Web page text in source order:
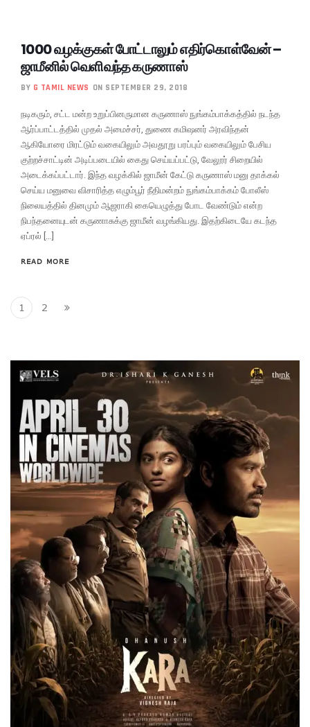
1000 வழக்குகள் போட்டாலும் எதிர்கொள்வேன் –
ஜாமீனில் வெளிவந்த கருணாஸ்
BY G TAMIL NEWS ON SEPTEMBER 29, 2018
நடிகரும், சட்ட மன்ற உறுப்பினருமான கருணாஸ் நுங்கம்பாக்கத்தில் நடந்த
ஆர்ப்பாட்டத்தில் முதல் அமைச்சர், துணை கமி‌ஷனர் அரவிந்தன்
ஆகியோரை மிரட்டும் வகையிலும் அவதூறு பரப்பும் வகையிலும் பேசிய
குற்றச்சாட்டின் அடிப்படையில் கைது செய்யப்பட்டு, வேலூர் சிறையில்
அடைக்கப்பட்டார். இந்த வழக்கில் ஜாமீன் கேட்டு கருணாஸ் மனு தாக்கல்
செய்ய மனுவை விசாரித்த எழும்பூர் நீதிமன்றம் நுங்கம்பாக்கம் போலீஸ்
நிலையத்தில் தினமும் ஆஜராகி கையெழுத்து போட வேண்டும் என்ற
நிபந்தனையுடன் கருணாசுக்கு ஜாமீன் வழங்கியது. இதற்கிடையே கடந்த
ஏப்ரல் […]
READ MORE
1 2